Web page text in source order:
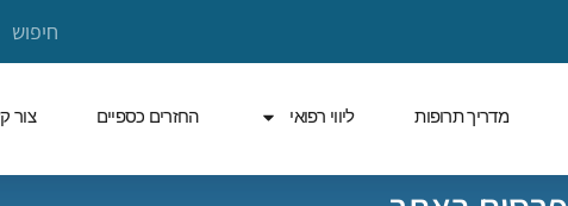
מדריך תרופות ליווי רפואי החזרים כספיים צור